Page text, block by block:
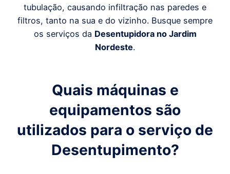
tubulação, causando infiltração nas paredes e
filtros, tanto na sua e do vizinho. Busque sempre
os serviços da Desentupidora no Jardim
Nordeste.
Quais máquinas e
equipamentos são
utilizados para o serviço de
Desentupimento?